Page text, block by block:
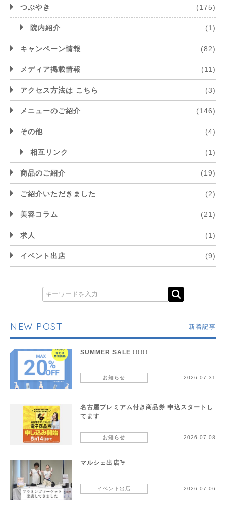
つぶやき (175)
院内紹介 (1)
キャンペーン情報 (82)
メディア掲載情報 (11)
アクセス方法は こちら (3)
メニューのご紹介 (146)
その他 (4)
相互リンク (1)
商品のご紹介 (19)
ご紹介いただきました (2)
美容コラム (21)
求人 (1)
イベント出店 (9)
NEW POST 新着記事
SUMMER SALE !!!!!!
お知らせ 2026.07.31
名古屋プレミアム付き商品券 申込スタートし
てます
お知らせ 2026.07.08
マルシェ出店🦩
イベント出店 2026.07.06